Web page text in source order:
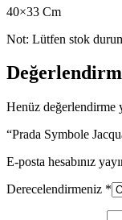
40×33 Cm
Not: Lütfen stok
Henüz değerlendirme
“Prada Symbole
E-posta hesabınız
Derecelendirmeniz *